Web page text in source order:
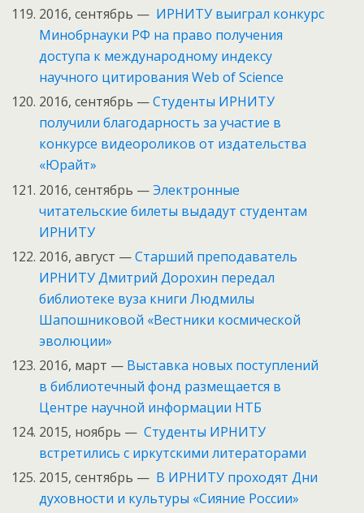
2016, сентябрь — ИРНИТУ выиграл конкурс
Минобрнауки РФ на право получения
доступа к международному индексу
научного цитирования Web of Science
2016, сентябрь —Студенты ИРНИТУ
получили благодарность за участие в
конкурсе видеороликов от издательства
«Юрайт»
2016, сентябрь —Электронные
читательские билеты выдадут студентам
ИРНИТУ
2016, август —Старший преподаватель
ИРНИТУ Дмитрий Дорохин передал
библиотеке вуза книги Людмилы
Шапошниковой «Вестники космической
эволюции»
2016, март — Выставка новых поступлений
в библиотечный фонд размещается в
Центре научной информации НТБ
2015, ноябрь —Студенты ИРНИТУ
встретились с иркутскими литераторами
2015, сентябрь — В ИРНИТУ проходят Дни
духовности и культуры «Сияние России»